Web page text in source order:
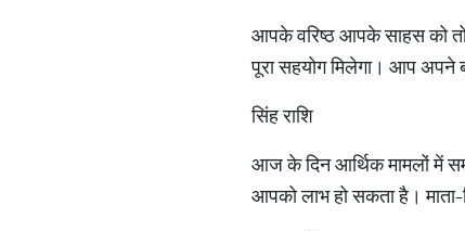
आपके वरिष्ठ आपके साहस को
पूरा सहयोग मिलेगा। आप अपने
सिंह राशि
आज के दिन आर्थिक मामलों में
आपको लाभ हो सकता है। माता-